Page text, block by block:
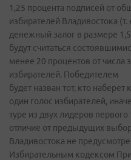
1,25 процента подписей от
избирателей Владивостока
денежный залог в размере
будут считаться
менее 20 процентов от числа
избирателей. Победителем
будет назван тот, кто
один голос избирателей,
туре из двух лидеров
отличие от предыдущих
Владивостока не
Избирательным кодексом